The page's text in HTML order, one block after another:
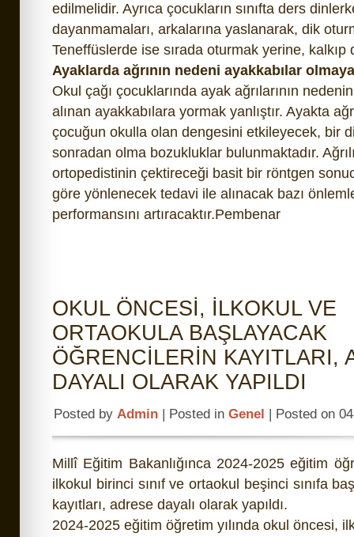
edilmelidir. Ayrıca çocukların sınıfta ders
dayanmamaları, arkalarına yaslanarak, dik
Teneffüslerde ise sırada oturmak yerine, kalkıp
Ayaklarda ağrının nedeni ayakkabılar
Okul çağı çocuklarında ayak ağrılarının
alınan ayakkabılara yormak yanlıştır. Ayakta
çocuğun okulla olan dengesini etkileyecek, bir
sonradan olma bozukluklar bulunmaktadır.
ortopedistinin çektireceği basit bir röntgen
göre yönlenecek tedavi ile alınacak bazı
performansını artıracaktır.Pembenar
OKUL ÖNCESİ, İLKOKUL VE
ORTAOKULA BAŞLAYACAK
ÖĞRENCİLERİN KAYITLARI,
DAYALI OLARAK YAPILDI
Posted by Admin | Posted in Genel | Posted on
Millî Eğitim Bakanlığınca 2024-2025 eğitim
ilkokul birinci sınıf ve ortaokul beşinci sınıfa
kayıtları, adrese dayalı olarak yapıldı.
2024-2025 eğitim öğretim yılında okul öncesi,